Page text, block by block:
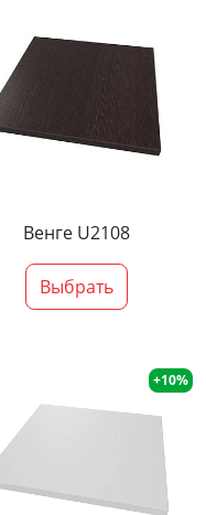
Венге U2108
Выбрать
+10%